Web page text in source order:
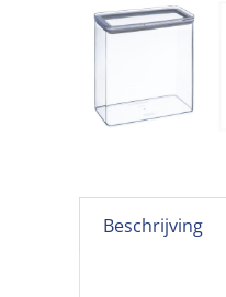
Beschrijving